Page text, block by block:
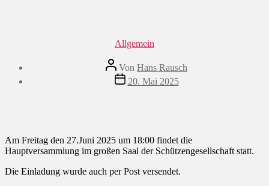
Kategorien
Allgemein
Beitragsautor
Von Hans Rausch
Beitragsdatum
20. Mai 2025
Am Freitag den 27.Juni 2025 um 18:00 findet die
Hauptversammlung im großen Saal der Schützengesellschaft statt.
Die Einladung wurde auch per Post versendet.